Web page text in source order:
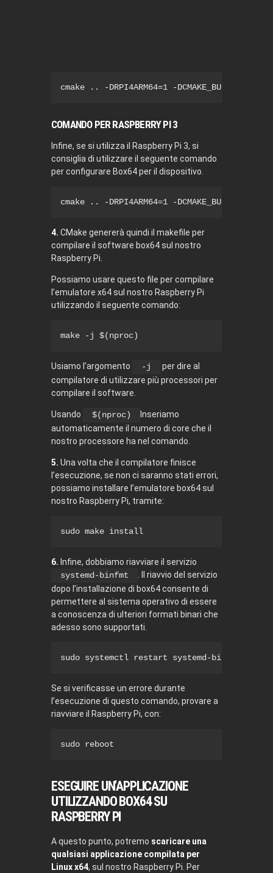
cmake .. -DRPI4ARM64=1 -DCMAKE_BUILD_TYPE
COMANDO PER RASPBERRY PI 3
Infine, se si utilizza il Raspberry Pi 3, si
consiglia di utilizzare il seguente comando
per configurare Box64 per il dispositivo.
cmake .. -DRPI4ARM64=1 -DCMAKE_BUILD_TYPE
4. CMake genererà quindi il makefile per
compilare il software box64 sul nostro
Raspberry Pi.
Possiamo usare questo file per compilare
l’emulatore x64 sul nostro Raspberry Pi
utilizzando il seguente comando:
make -j $(nproc)
Usiamo l’argomento -j
per dire al
compilatore di utilizzare più processori per
compilare il software.
Usando $(nproc)
Inseriamo
automaticamente il numero di core che il
nostro processore ha nel comando.
5. Una volta che il compilatore finisce
l’esecuzione, se non ci saranno stati errori,
possiamo installare l’emulatore box64 sul
nostro Raspberry Pi, tramite:
sudo make install
6. Infine, dobbiamo riavviare il servizio
systemd-binfmt
. Il riavvio del servizio
dopo l’installazione di box64 consente di
permettere al sistema operativo di essere
a conoscenza di ulteriori formati binari che
adesso sono supportati.
sudo systemctl restart systemd-binfmt
Se si verificasse un errore durante
l’esecuzione di questo comando, provare a
riavviare il Raspberry Pi, con:
sudo reboot
ESEGUIRE UN’APPLICAZIONE
UTILIZZANDO BOX64 SU
RASPBERRY PI
A questo punto, potremo scaricare una
qualsiasi applicazione compilata per
Linux x64, sul nostro Raspberry Pi. Per